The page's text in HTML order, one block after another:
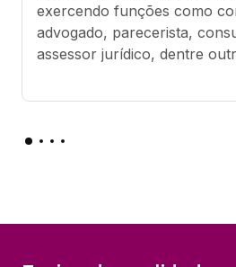
exercendo funções como
advogado, parecerista,
assessor jurídico, dentre